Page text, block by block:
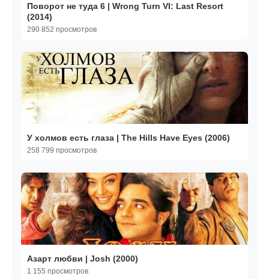
Поворот не туда 6 | Wrong Turn VI: Last Resort
(2014)
290 852 просмотров
У холмов есть глаза | The Hills Have Eyes (2006)
258 799 просмотров
Азарт любви | Josh (2000)
1 155 просмотров